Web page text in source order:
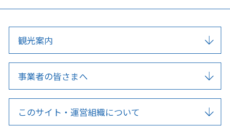
観光案内
事業者の皆さまへ
このサイト・運営組織について